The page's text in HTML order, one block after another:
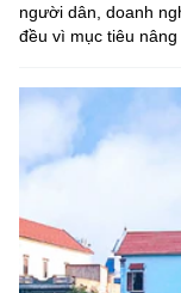
người dân, doanh
đều vì mục tiêu nâng